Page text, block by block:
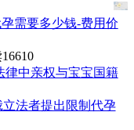
需要多少钱-费用价
律中亲权与宝宝国籍
法者提出限制代孕